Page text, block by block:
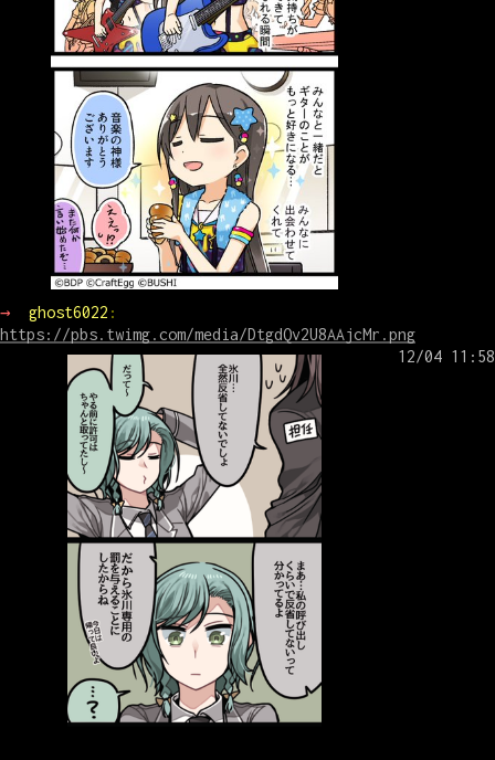
→ ghost6022
https://pbs.twimg.com/media/DtgdQv2U8AAjcMr.png